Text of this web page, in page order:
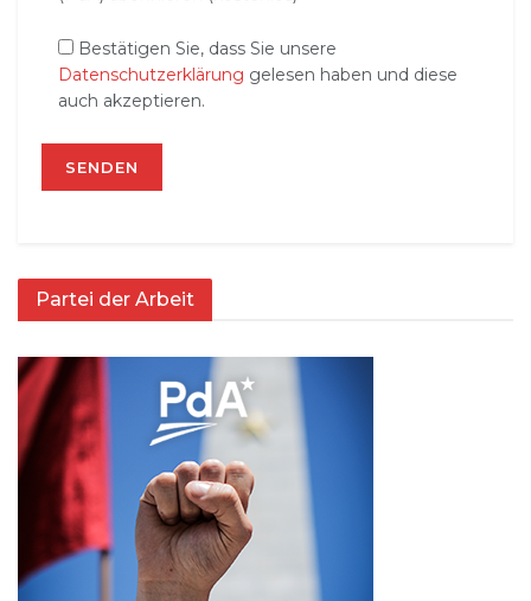
Bestätigen Sie, dass Sie unsere
Datenschutzerklärung gelesen haben und diese
auch akzeptieren.
Partei der Arbeit